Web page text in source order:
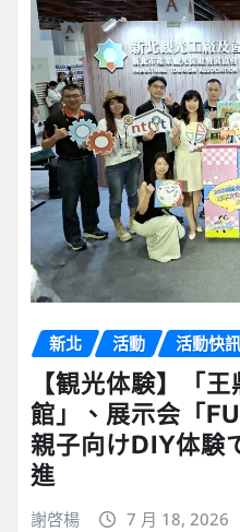
新北 活動 活動快訊
【観光体験】「
館」、展示会「
親子向けDIY体験
進
謝啓楊 7 月 18, 2026